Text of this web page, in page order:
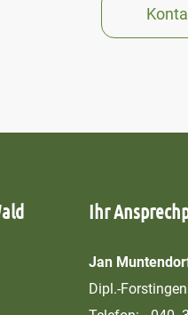
Ihr
Jan
Dipl.-